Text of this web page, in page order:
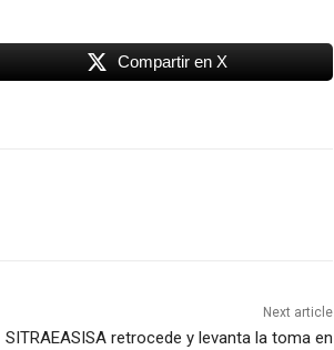
Compartir en X
Next article
SITRAEASISA retrocede y levanta la toma en